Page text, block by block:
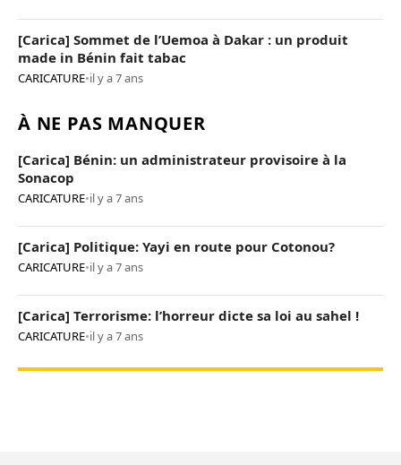
[Carica] Sommet de l’Uemoa à Dakar : un produit
made in Bénin fait tabac
CARICATURE•il y a 7 ans
À NE PAS MANQUER
[Carica] Bénin: un administrateur provisoire à la
Sonacop
CARICATURE•il y a 7 ans
[Carica] Politique: Yayi en route pour Cotonou?
CARICATURE•il y a 7 ans
[Carica] Terrorisme: l’horreur dicte sa loi au sahel !
CARICATURE•il y a 7 ans